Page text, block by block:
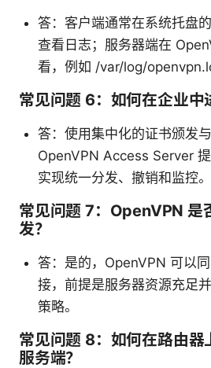
答：客户端通常在系统托盘
查看日志；服务器端在
看，例如 /var/log/
常见问题 6：如何在企业中
答：使用集中化的证书颁发
OpenVPN Access Server
实现统一分发、撤销和监控。
常见问题 7：OpenVPN 是
发？
答：是的，OpenVPN 可以
接，前提是服务器资源充足
策略。
常见问题 8：如何在路由
服务端？